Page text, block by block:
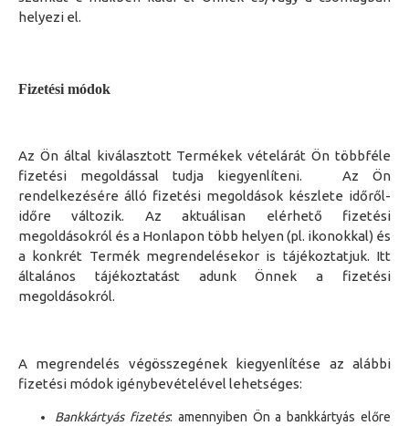
helyezi el.
Fizetési módok
Az Ön által kiválasztott Termékekvételárát Ön többféle
fizetési megoldással tudja kiegyenlíteni. Az Ön
rendelkezésére álló fizetési megoldások készlete időről-
időre változik. Az aktuálisan elérhető fizetési
megoldásokról és a Honlapon több helyen (pl. ikonokkal) és
a konkrét Termék megrendelésekor is tájékoztatjuk. Itt
általános tájékoztatást adunk Önnek a fizetési
megoldásokról.
A megrendelés végösszegének kiegyenlítése az alábbi
fizetési módok igénybevételével lehetséges:
Bankkártyás fizetés: amennyiben Ön a bankkártyás előre